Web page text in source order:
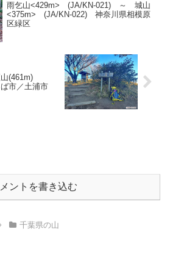
雨乞山<429m> (JA/KN-021) ～ 城山
<375m> (JA/KN-022) 神奈川県相模原
区緑区
(461m)
市／土浦市
ントを書き込む
千葉県の山